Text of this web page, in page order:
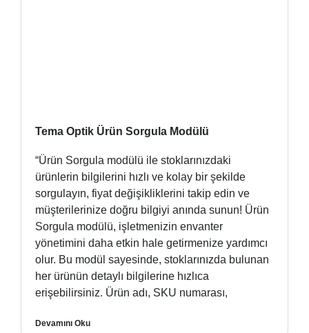
Tema Optik Ürün Sorgula Modülü
“Ürün Sorgula modülü ile stoklarınızdaki
ürünlerin bilgilerini hızlı ve kolay bir şekilde
sorgulayın, fiyat değişikliklerini takip edin ve
müşterilerinize doğru bilgiyi anında sunun! Ürün
Sorgula modülü, işletmenizin envanter
yönetimini daha etkin hale getirmenize yardımcı
olur. Bu modül sayesinde, stoklarınızda bulunan
her ürünün detaylı bilgilerine hızlıca
erişebilirsiniz. Ürün adı, SKU numarası,
Devamını Oku